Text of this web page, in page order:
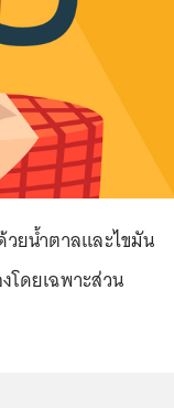
ยน้ำตาลและไขมัน
ดยเฉพาะส่วน